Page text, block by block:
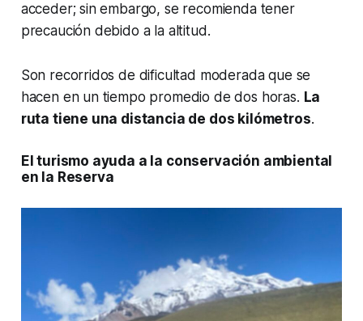
acceder; sin embargo, se recomienda tener
precaución debido a la altitud.
Son recorridos de dificultad moderada que se
hacen en un tiempo promedio de dos horas. La
ruta tiene una distancia de dos kilómetros.
El turismo ayuda a la conservación ambiental
en la Reserva